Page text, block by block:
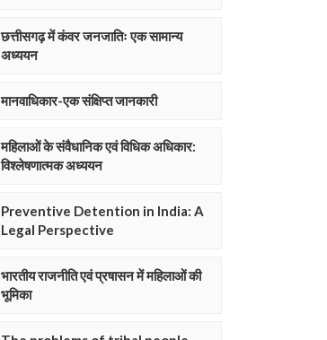
छत्तीसगढ़ में कंवर जनजातिः एक सामान्य
अध्ययन
मानवाधिकार-एक संक्षिप्त जानकारी
महिलाओं के संवैधानिक एवं विधिक अधिकार:
विश्लेषणात्मक अध्ययन
Preventive Detention in India: A
Legal Perspective
भारतीय राजनीति एवं प्रषासन में महिलाओं की
भूमिका